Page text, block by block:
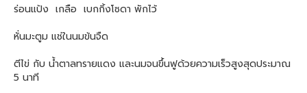
ร่อนแป้ง เกลือ เบกกิ้งโซดา พักไว้
หั่นมะตูม แช่ในนมข้นจืด
ตีไข่ กับ น้ำตาลทรายแดง และนมจนขึ้นฟูด้วยความเร็วสูงสุดประมาณ
5 นาที